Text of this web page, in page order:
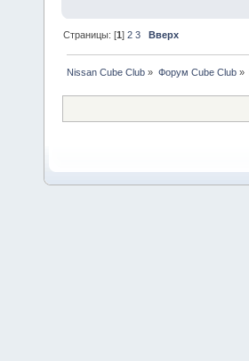
Страницы: [1]2 3 Вверх
Nissan Cube Club » Форум Cube Club»